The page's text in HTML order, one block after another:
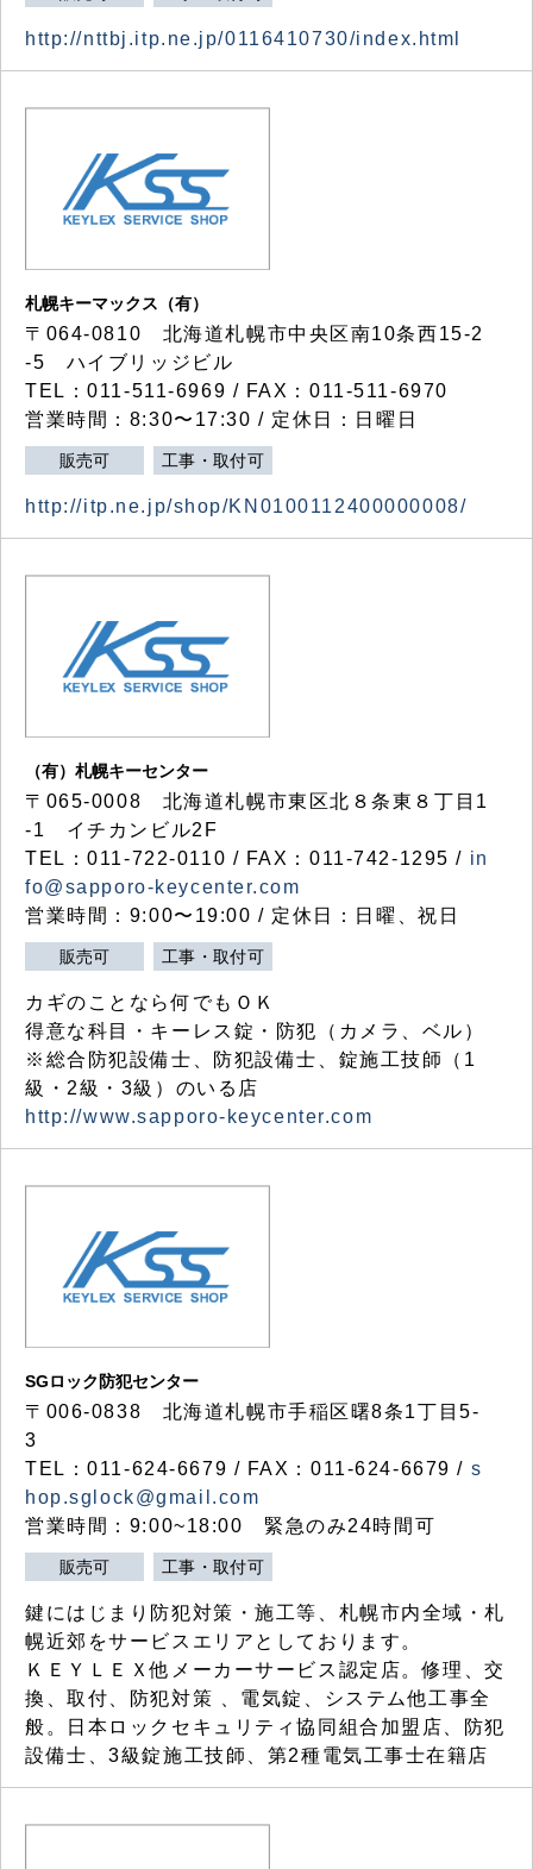
http://nttbj.itp.ne.jp/0116410730/index.html
札幌キーマックス（有）
〒064-0810 北海道札幌市中央区南10条西15-2
-5 ハイブリッジビル
TEL：011-511-6969 / FAX：011-511-6970
営業時間：8:30〜17:30 / 定休日：日曜日
販売可 工事・取付可
http://itp.ne.jp/shop/KN0100112400000008/
（有）札幌キーセンター
〒065-0008 北海道札幌市東区北８条東８丁目1
-1 イチカンビル2F
TEL：011-722-0110 / FAX：011-742-1295 / in
fo@sapporo-keycenter.com
営業時間：9:00〜19:00 / 定休日：日曜、祝日
販売可 工事・取付可
カギのことなら何でもＯＫ
得意な科目・キーレス錠・防犯（カメラ、ベル）
※総合防犯設備士、防犯設備士、錠施工技師（1
級・2級・3級）のいる店
http://www.sapporo-keycenter.com
SGロック防犯センター
〒006-0838 北海道札幌市手稲区曙8条1丁目5-
3
TEL：011-624-6679 / FAX：011-624-6679 / s
hop.sglock@gmail.com
営業時間：9:00~18:00 緊急のみ24時間可
販売可 工事・取付可
鍵にはじまり防犯対策・施工等、札幌市内全域・札
幌近郊をサービスエリアとしております。
ＫＥＹＬＥＸ他メーカーサービス認定店。修理、交
換、取付、防犯対策 、電気錠、システム他工事全
般。日本ロックセキュリティ協同組合加盟店、防犯
設備士、3級錠施工技師、第2種電気工事士在籍店